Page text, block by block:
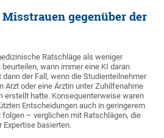
gegenüber der
Ratschläge als weniger
wann immer eine KI daran
der Fall, wenn die Studienteilnehmer
Arzt oder eine Ärztin unter Zuhilfenahme
erstellt hatte. Konsequenterweise waren
Entscheidungen auch in geringerem
folgen – verglichen mit Ratschlägen, die
basierten.